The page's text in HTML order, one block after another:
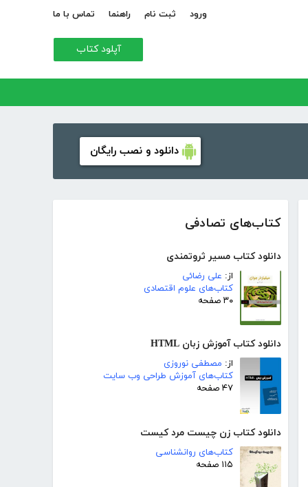
ورود ثبت نام راهنما تماس با ما
آپلود کتاب
دانلود و نصب رایگان
کتاب‌های تصادفی
دانلود کتاب مسیر ثروتمندی
از: علی رضائی
کتاب‌های علوم اقتصادی
۳۰ صفحه
دانلود کتاب آموزش زبان HTML
از: مصطفی نوروزی
کتاب‌های آموزش طراحی وب سایت
۴۷ صفحه
دانلود کتاب زن چیست مرد کیست
کتاب‌های روانشناسی
۱۱۵ صفحه